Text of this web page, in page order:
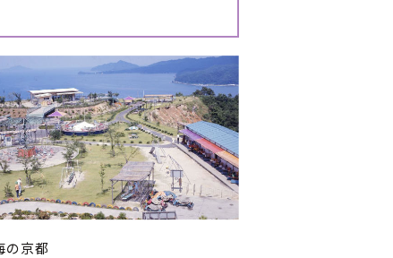
5:15集合・5時30分ごろ出発）
（15:45集合・16時ごろ出発）
り漁師の判断で中止になる可能
ます ※暑さの状況により開始時間
ール、もしくはお電話にて行う
ります。 ■体験のスケジュ
細 ①集合 （集合前に必ずお手洗
せて、飲み物をご準備ください）
ャケット着用・船内注意事項伝
④釣りスポット到着後、釣り開始
の京都